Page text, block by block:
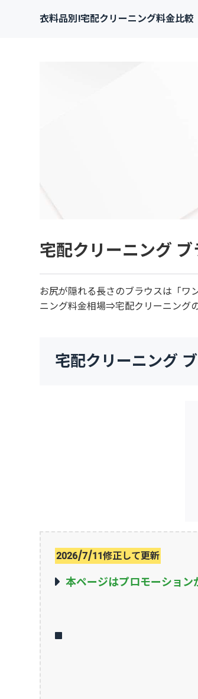
衣料品別!宅配クリーニング料金比較
宅配クリーニング
お尻が隠れる長さのブラウスは「ワ
ニング料金相場⇒宅配クリーニング
宅配クリーニング
2026/7/11修正して更新
本ページはプロモーション